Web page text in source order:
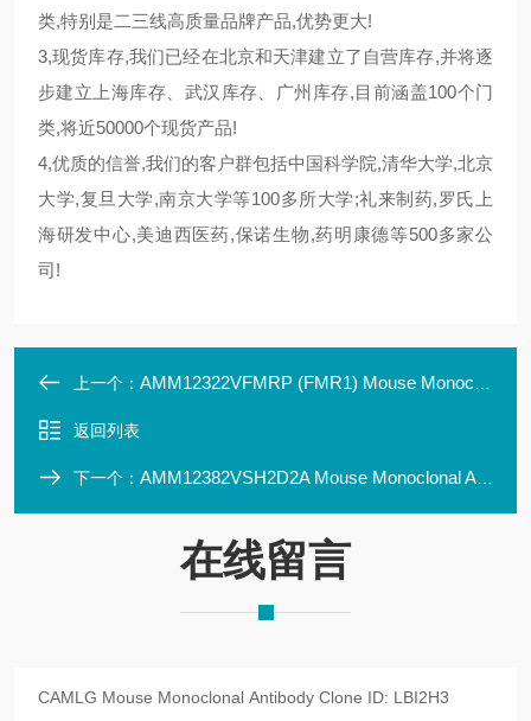
类,特别是二三线高质量品牌产品,优势更大!
3,现货库存,我们已经在北京和天津建立了自营库存,并将逐
步建立上海库存、武汉库存、广州库存,目前涵盖100个门
类,将近50000个现货产品!
4,优质的信誉,我们的客户群包括中国科学院,清华大学,北京
大学,复旦大学,南京大学等100多所大学;礼来制药,罗氏上
海研发中心,美迪西医药,保诺生物,药明康德等500多家公
司!
上一个： AMM12322VFMRP (FMR1) Mouse Monoclonal Antibody Clone ID: LB
返回列表
下一个： AMM12382VSH2D2A Mouse Monoclonal Antibody Clone ID: LBI4F3
在线留言